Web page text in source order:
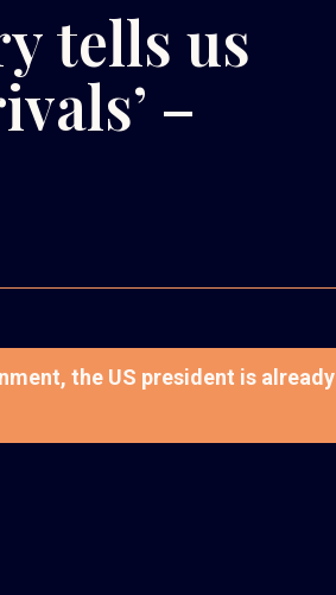
tells us
–
the US president is already